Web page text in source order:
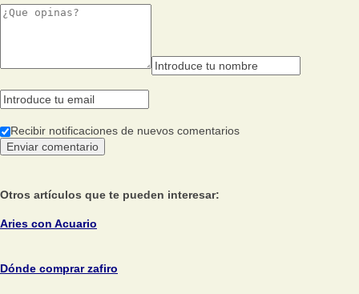
Recibir notificaciones de nuevos comentarios
Otros artículos que te pueden interesar:
Aries con Acuario
Dónde comprar zafiro